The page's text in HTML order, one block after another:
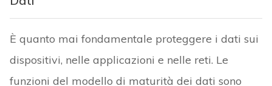
Le organizzazioni sanitarie dovrebbero
implementare un approccio alla sicurezza